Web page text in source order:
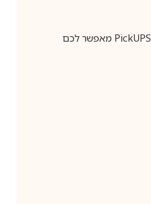
PickUPS מאפשר לכם